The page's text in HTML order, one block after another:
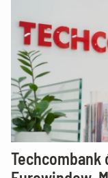
Techcombank